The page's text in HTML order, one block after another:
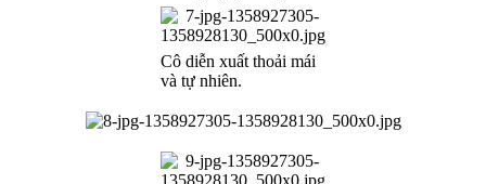
Cô diễn xuất thoải mái
và tự nhiên.